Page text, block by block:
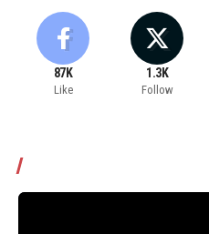
87K
Like
1.3K
Follow